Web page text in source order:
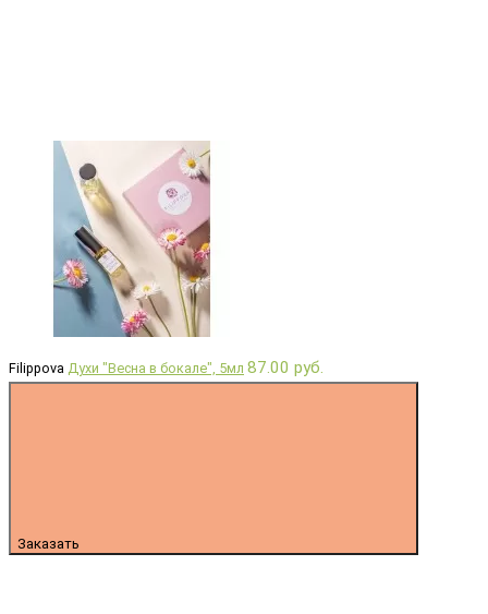
Filippova Духи "Весна в бокале", 5мл 87.00 руб.
Заказать